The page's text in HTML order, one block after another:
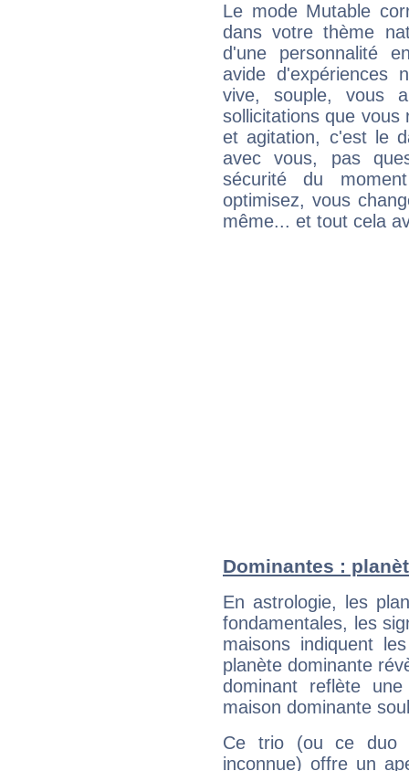
Le mode Mutable
dans votre thème
d'une personnalité
avide d'expériences
vive, souple, vous
sollicitations que vous
et agitation, c'est le
avec vous, pas
sécurité du
optimisez, vous
même... et tout cela
Dominantes :
En astrologie, les
fondamentales, les
maisons indiquent
planète dominante
dominant reflète
maison dominante
Ce trio (ou ce duo
inconnue) offre un